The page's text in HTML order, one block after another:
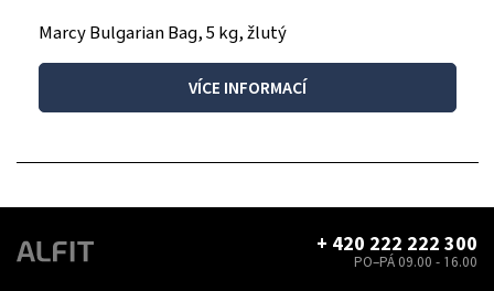
Marcy Bulgarian Bag, 5 kg, žlutý
VÍCE INFORMACÍ
+ 420 222 222 300
PO–PÁ 09.00 - 16.00